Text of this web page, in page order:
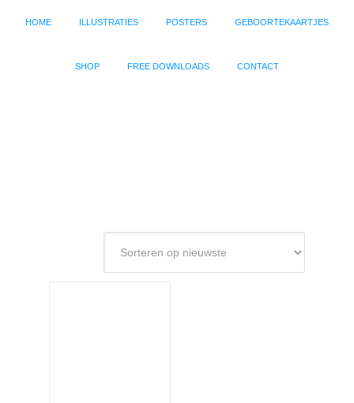
HOME ILLUSTRATIES POSTERS GEBOORTEKAARTJES
SHOP FREE DOWNLOADS CONTACT